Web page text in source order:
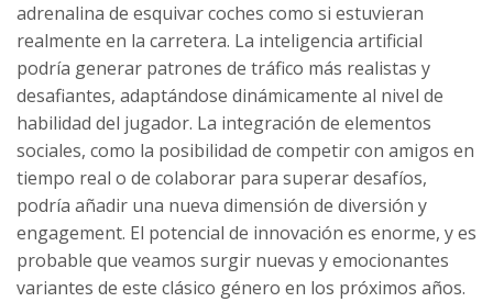
adrenalina de esquivar coches como si estuvieran
realmente en la carretera. La inteligencia artificial
podría generar patrones de tráfico más realistas y
desafiantes, adaptándose dinámicamente al nivel de
habilidad del jugador. La integración de elementos
sociales, como la posibilidad de competir con amigos en
tiempo real o de colaborar para superar desafíos,
podría añadir una nueva dimensión de diversión y
engagement. El potencial de innovación es enorme, y es
probable que veamos surgir nuevas y emocionantes
variantes de este clásico género en los próximos años.